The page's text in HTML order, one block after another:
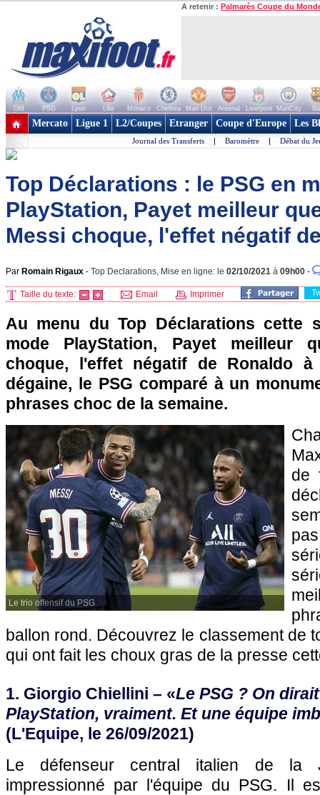
A retenir : Palmarès Coupe du
OM PSG Lyon Lille Monaco Chelsea Man Utd Arsenal Liverpool ManCity
+ de clubs
Mercato Ligue 1 L2/Coupes Etranger Coupe d'Europe Les
Journal des Transferts | Baromètre | Débat du
Top Déclarations : le PSG en
PlayStation, Payet meilleur
Messi choque, l'effet négatif
Par Romain Rigaux - Top Declarations, Mise en ligne: le 02/10/2021 à 09h00 -
Taille du texte: Email Imprimer
Au menu du Top Déclarations cette
mode PlayStation, Payet meilleur
choque, l'effet négatif de Ronaldo
dégaine, le PSG comparé à un
phrases choc de la semaine.
Le trio offensif du PSG
de
ballon rond. Découvrez le classement de
qui ont fait les choux gras de la presse
1. Giorgio Chiellini – «Le PSG ? On
PlayStation, vraiment. Et une équipe
(L'Equipe, le 26/09/2021)
Le défenseur central italien de la
impressionné par l'équipe du PSG. Il